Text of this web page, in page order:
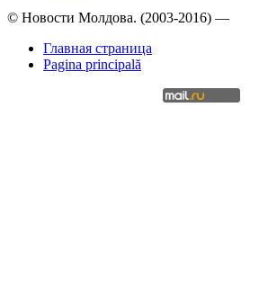
© Новости Молдова. (2003-2016) —
Главная страница
Pagina principală